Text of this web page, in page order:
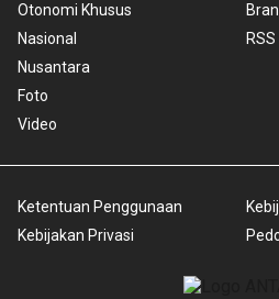
Otonomi Khusus
Nasional
Nusantara
Foto
Video
RSS
Ketentuan Penggunaan
Kebijakan Privasi